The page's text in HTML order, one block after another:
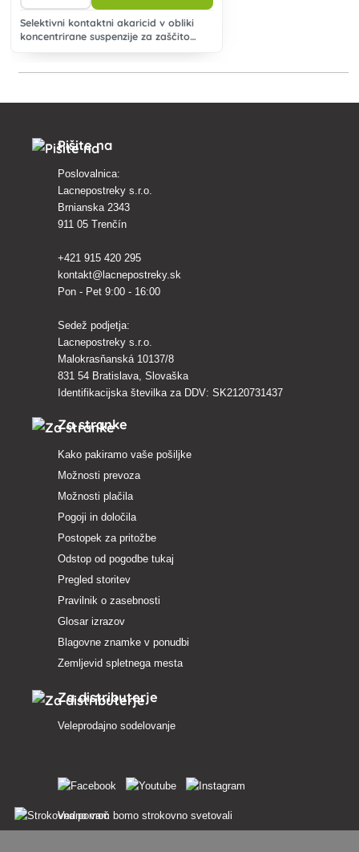
Selektivni kontaktni akaricid v obliki
koncentrirane suspenzije za zaščito
pred hmeljevo pršico (Tetranychus
Pišite na
Poslovalnica:
Lacnepostreky s.r.o.
Brnianska 2343
911 05 Trenčín
+421 915 420 295
kontakt@lacnepostreky.sk
Pon - Pet 9:00 - 16:00
Sedež podjetja:
Lacnepostreky s.r.o.
Malokrasňanská 10137/8
831 54 Bratislava, Slovaška
Identifikacijska številka za DDV: SK2120731437
Za stranke
Kako pakiramo vaše pošiljke
Možnosti prevoza
Možnosti plačila
Pogoji in določila
Postopek za pritožbe
Odstop od pogodbe tukaj
Pregled storitev
Pravilnik o zasebnosti
Glosar izrazov
Blagovne znamke v ponudbi
Zemljevid spletnega mesta
Za distributerje
Veleprodajno sodelovanje
Vedno vam bomo strokovno svetovali